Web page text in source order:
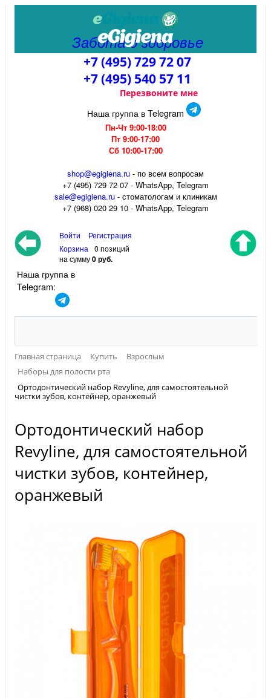
Забота о здоровье
+7 (495) 729 72 07
+7 (495) 540 57 11
Перезвоните мне
Наша группа в Telegram
Пн-Чт 9:00-18:00
Пт 9:00-17:00
Сб 10:00-17:00
shop@egigiena.ru - по всем вопросам
‎+7 (495) 729 72 07 - WhatsApp, Telegram
sale@egigiena.ru- стоматологам и клиникам
+7 (968) 020 29 10 - WhatsApp, Telegram
Войти
Регистрация
Корзина
0 позиций
на сумму0 руб.
Наша группа в
Telegram:
Главная страница Купить
Взрослым
Наборы для полости рта
Ортодонтический набор Revyline, для самостоятельной
чистки зубов, контейнер, оранжевый
Ортодонтический набор
Revyline, для самостоятельной
чистки зубов, контейнер,
оранжевый